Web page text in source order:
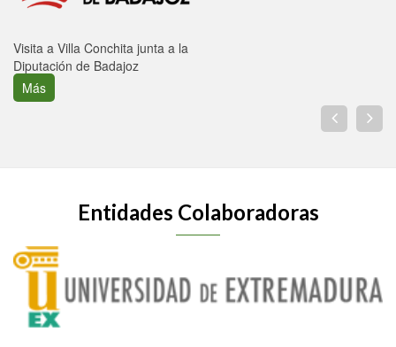
Visita a Villa Conchita junta a la
Diputación de Badajoz
Más
Entidades Colaboradoras